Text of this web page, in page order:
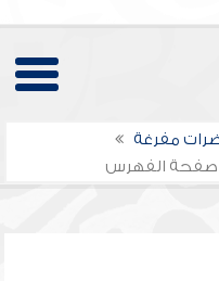
مفرغة
صفحة الفهرس